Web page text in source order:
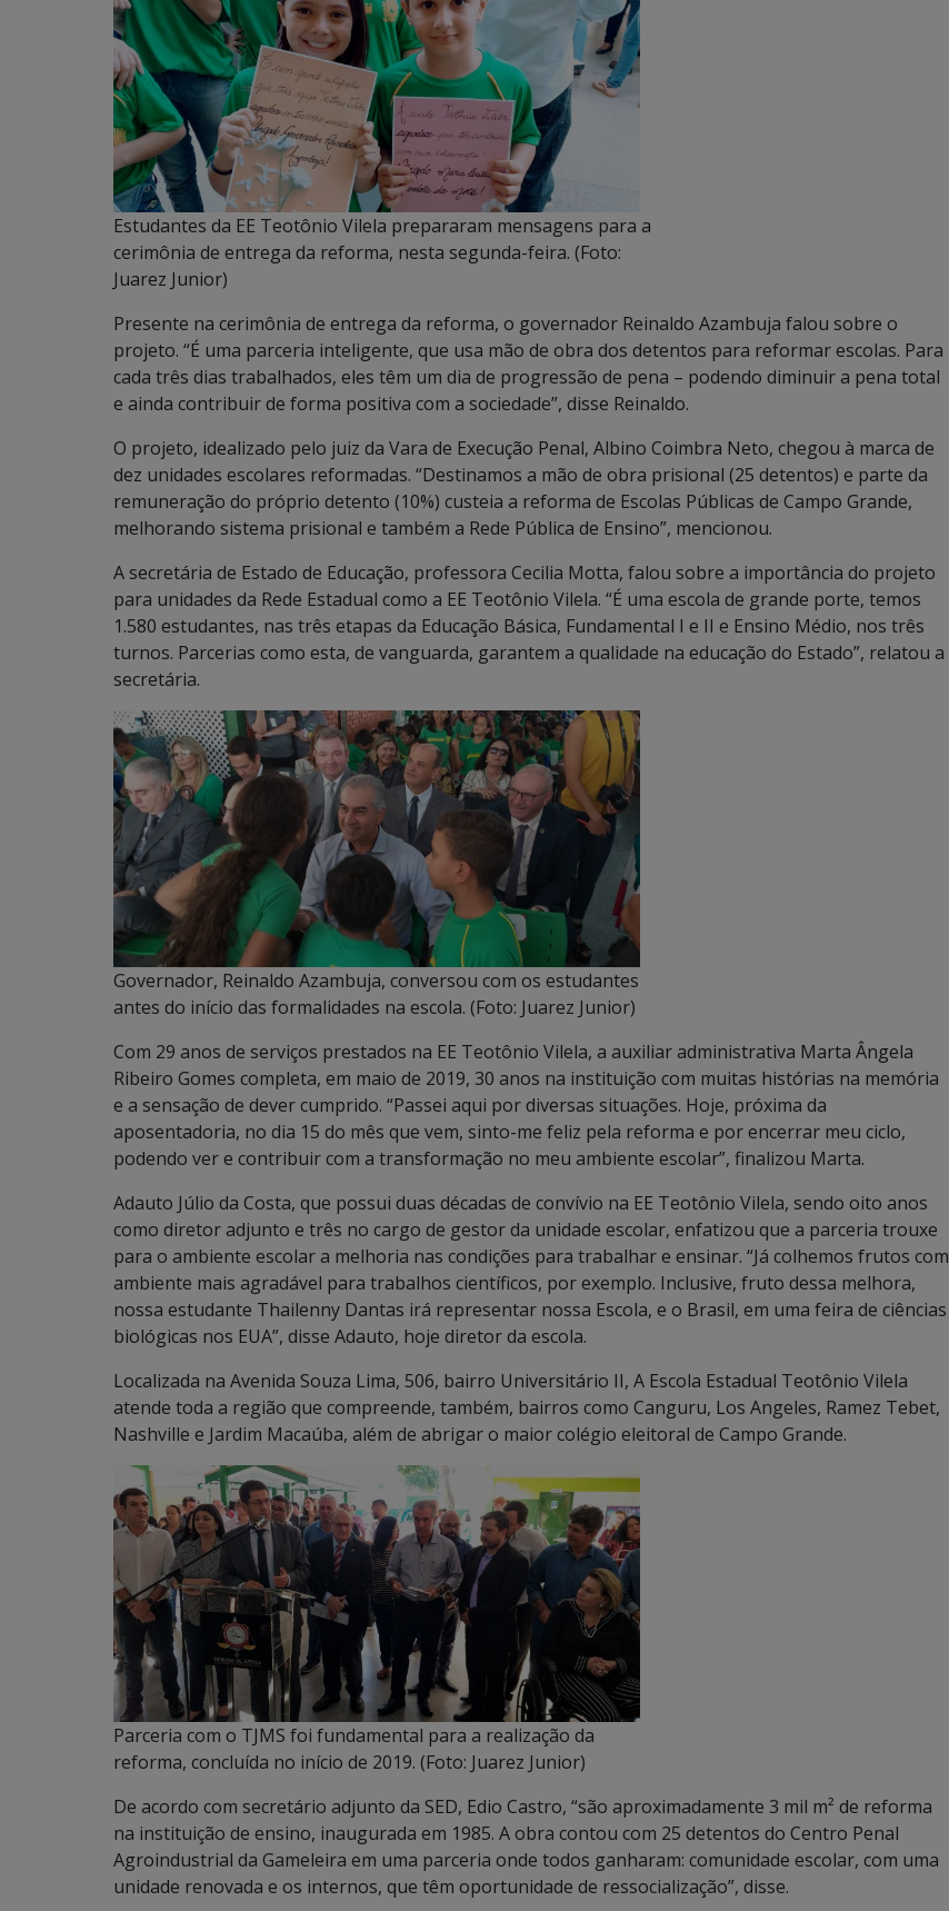
Estudantes da EE Teotônio Vilela prepararam mensagens para a
cerimônia de entrega da reforma, nesta segunda-feira. (Foto:
Juarez Junior)
Presente na cerimônia de entrega da reforma, o governador Reinaldo Azambuja falou sobre o
projeto. “É uma parceria inteligente, que usa mão de obra dos detentos para reformar escolas. Para
cada três dias trabalhados, eles têm um dia de progressão de pena – podendo diminuir a pena total
e ainda contribuir de forma positiva com a sociedade”, disse Reinaldo.
O projeto, idealizado pelo juiz da Vara de Execução Penal, Albino Coimbra Neto, chegou à marca de
dez unidades escolares reformadas. “Destinamos a mão de obra prisional (25 detentos) e parte da
remuneração do próprio detento (10%) custeia a reforma de Escolas Públicas de Campo Grande,
melhorando sistema prisional e também a Rede Pública de Ensino”, mencionou.
A secretária de Estado de Educação, professora Cecilia Motta, falou sobre a importância do projeto
para unidades da Rede Estadual como a EE Teotônio Vilela. “É uma escola de grande porte, temos
1.580 estudantes, nas três etapas da Educação Básica, Fundamental I e II e Ensino Médio, nos três
turnos. Parcerias como esta, de vanguarda, garantem a qualidade na educação do Estado”, relatou a
secretária.
Governador, Reinaldo Azambuja, conversou com os estudantes
antes do início das formalidades na escola. (Foto: Juarez Junior)
Com 29 anos de serviços prestados na EE Teotônio Vilela, a auxiliar administrativa Marta Ângela
Ribeiro Gomes completa, em maio de 2019, 30 anos na instituição com muitas histórias na memória
e a sensação de dever cumprido. “Passei aqui por diversas situações. Hoje, próxima da
aposentadoria, no dia 15 do mês que vem, sinto-me feliz pela reforma e por encerrar meu ciclo,
podendo ver e contribuir com a transformação no meu ambiente escolar”, finalizou Marta.
Adauto Júlio da Costa, que possui duas décadas de convívio na EE Teotônio Vilela, sendo oito anos
como diretor adjunto e três no cargo de gestor da unidade escolar, enfatizou que a parceria trouxe
para o ambiente escolar a melhoria nas condições para trabalhar e ensinar. “Já colhemos frutos com
ambiente mais agradável para trabalhos científicos, por exemplo. Inclusive, fruto dessa melhora,
nossa estudante Thailenny Dantas irá representar nossa Escola, e o Brasil, em uma feira de ciências
biológicas nos EUA”, disse Adauto, hoje diretor da escola.
Localizada na Avenida Souza Lima, 506, bairro Universitário II, A Escola Estadual Teotônio Vilela
atende toda a região que compreende, também, bairros como Canguru, Los Angeles, Ramez Tebet,
Nashville e Jardim Macaúba, além de abrigar o maior colégio eleitoral de Campo Grande.
Parceria com o TJMS foi fundamental para a realização da
reforma, concluída no início de 2019. (Foto: Juarez Junior)
De acordo com secretário adjunto da SED, Edio Castro, “são aproximadamente 3 mil m² de reforma
na instituição de ensino, inaugurada em 1985. A obra contou com 25 detentos do Centro Penal
Agroindustrial da Gameleira em uma parceria onde todos ganharam: comunidade escolar, com uma
unidade renovada e os internos, que têm oportunidade de ressocialização”, disse.